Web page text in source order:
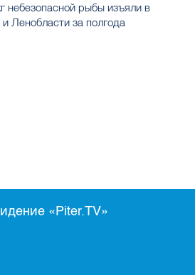
небезопасной рыбы изъяли в
Ленобласти за полгода
«Piter.TV»